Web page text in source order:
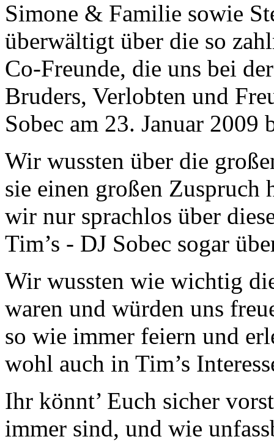
Simone & Familie sowie
überwältigt über die so
Co-Freunde, die uns bei
Bruders, Verlobten und
Sobec am 23. Januar 2009
Wir wussten über die
sie einen großen Zuspruch
wir nur sprachlos über
Tim’s - DJ Sobec sogar
Wir wussten wie wichtig
waren und würden uns
so wie immer feiern und
wohl auch in Tim’s
Ihr könnt’ Euch sicher
immer sind, und wie